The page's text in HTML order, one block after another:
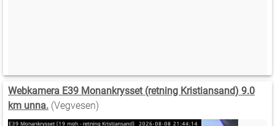
Webkamera E39 Monankrysset (retning Kristiansand) 9.0
km unna. (Vegvesen)